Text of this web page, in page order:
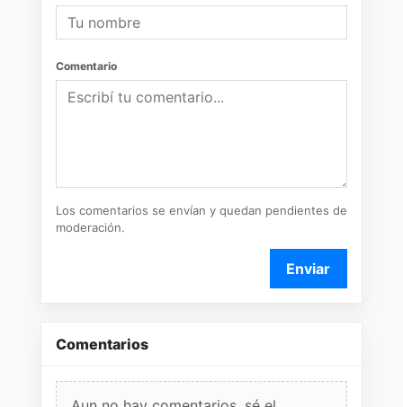
Comentario
Los comentarios se envían y quedan pendientes de
moderación.
Enviar
Comentarios